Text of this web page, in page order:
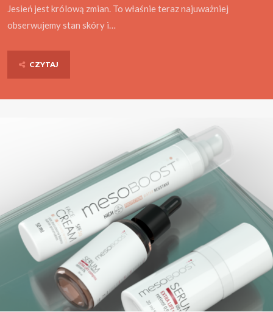
Jesień jest królową zmian. To właśnie teraz najuważniej
obserwujemy stan skóry i…
CZYTAJ